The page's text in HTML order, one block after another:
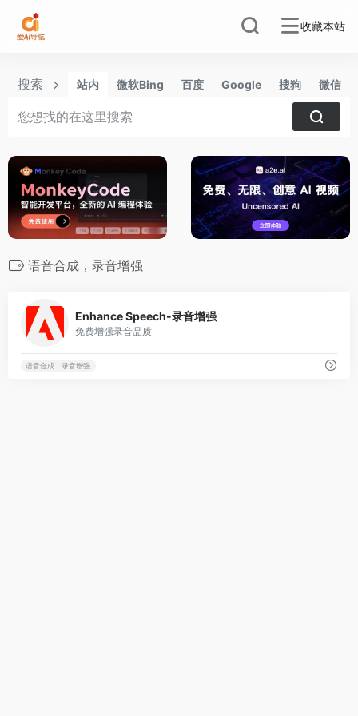
收藏本站
搜索 站内 微软Bing 百度 Google 搜狗 微信
语音合成，录音增强
Enhance Speech-录音增强
免费增强录音品质
语音合成，录音增强